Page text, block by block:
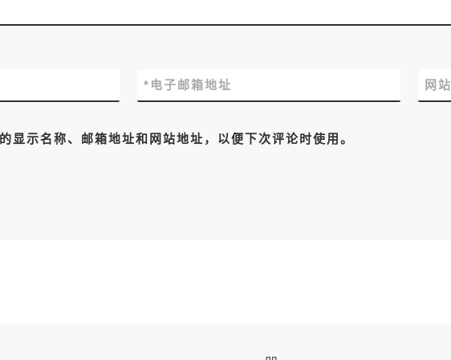
电子邮箱地址
* 网
显示名称、邮箱地址和网站地址，以便下次评论时使用。